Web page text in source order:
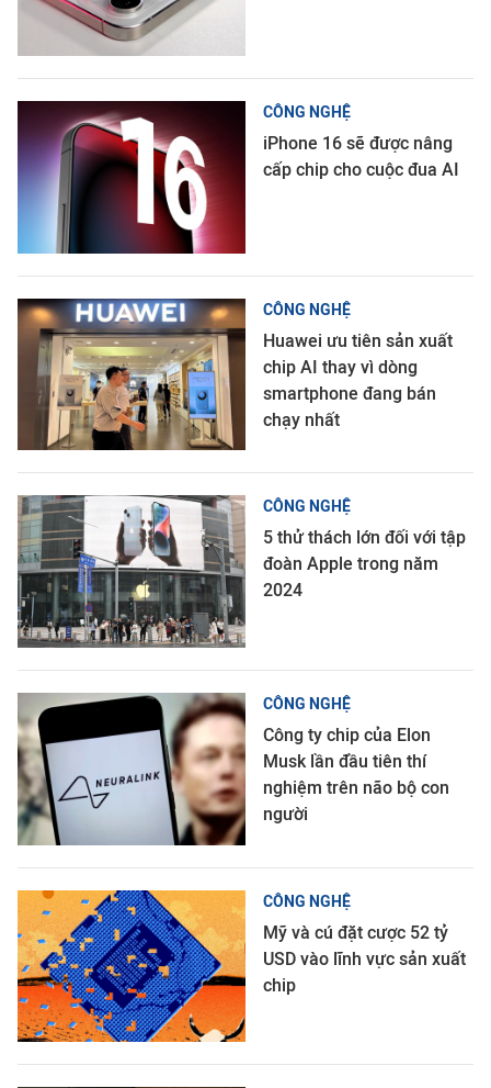
CÔNG NGHỆ
iPhone 16 sẽ được nâng
cấp chip cho cuộc đua AI
CÔNG NGHỆ
Huawei ưu tiên sản xuất
chip AI thay vì dòng
smartphone đang bán
chạy nhất
CÔNG NGHỆ
5 thử thách lớn đối với tập
đoàn Apple trong năm
2024
CÔNG NGHỆ
Công ty chip của Elon
Musk lần đầu tiên thí
nghiệm trên não bộ con
người
CÔNG NGHỆ
Mỹ và cú đặt cược 52 tỷ
USD vào lĩnh vực sản xuất
chip